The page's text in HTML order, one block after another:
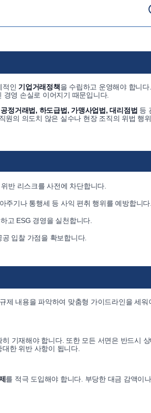
적인 기업거래정책을 수립하고 운영해야 합니다
영 손실로 이어지기 때문입니다.
공정거래법, 하도급법, 가맹사업법, 대리점법 등
원의 의도치 않은 실수나 현장 조직의 위법 행
반 리스크를 사전에 차단합니다.
주기나 통행세 등 사익 편취 행위를 예방합니
고 ESG 경영을 실천합니다.
입찰 가점을 확보합니다.
제 내용을 파악하여 맞춤형 가이드라인을 세워
기재해야 합니다. 또한 모든 서면은 반드시
한 위반 사항이 됩니다.
를 적극 도입해야 합니다. 부당한 대금 감액이